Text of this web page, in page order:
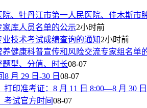
、牡丹江市第一人民医院、佳木斯
库人员名单的公示2小时前
技术考试成绩查询的通知2小时前
健康科普宣传和风险交流专家组名单
题型、分值、时长08-07
月 29 日-30 日 08-07
印准考证：8 月 11 日 8:00—8 月 30
考试官方时间08-07